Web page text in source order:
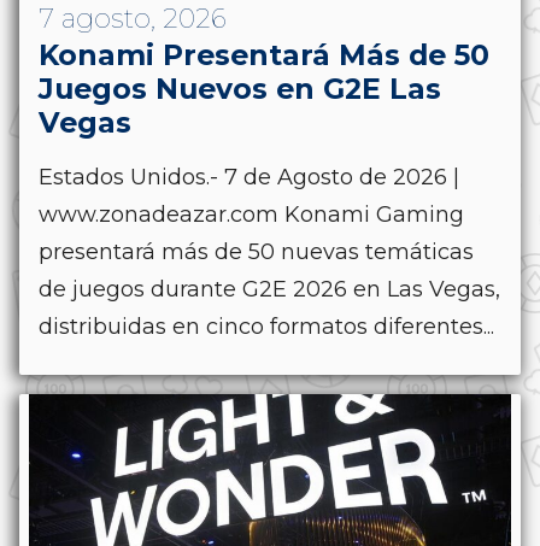
7 agosto, 2026
Konami Presentará Más de 50
Juegos Nuevos en G2E Las
Vegas
Estados Unidos.- 7 de Agosto de 2026 |
www.zonadeazar.com Konami Gaming
presentará más de 50 nuevas temáticas
de juegos durante G2E 2026 en Las Vegas,
distribuidas en cinco formatos diferentes...